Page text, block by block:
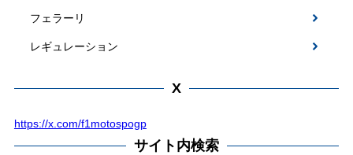
フェラーリ
レギュレーション
X
https://x.com/f1motospogp
サイト内検索